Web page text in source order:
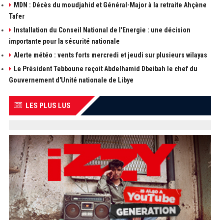
MDN : Décès du moudjahid et Général-Major à la retraite Ahçène
Tafer
Installation du Conseil National de l'Energie : une décision
importante pour la sécurité nationale
Alerte météo : vents forts mercredi et jeudi sur plusieurs wilayas
Le Président Tebboune reçoit Abdelhamid Dbeibah le chef du
Gouvernement d'Unité nationale de Libye
LES PLUS LUS